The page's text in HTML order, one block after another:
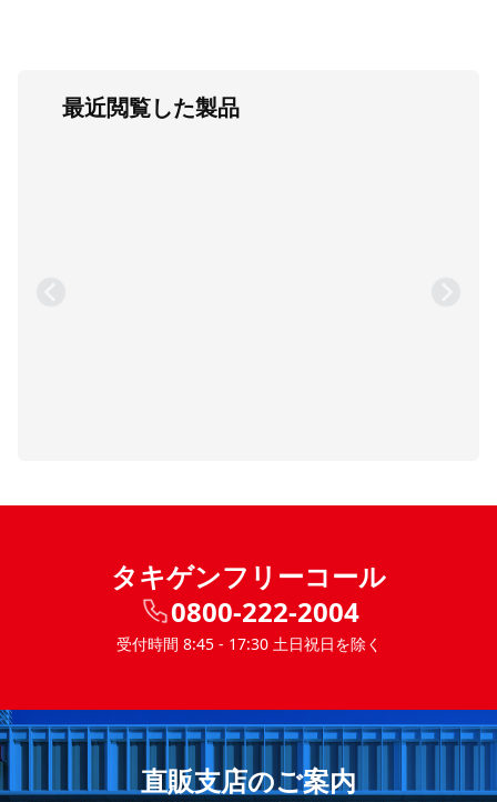
最近閲覧した製品
タキゲンフリーコール
0800-222-2004
受付時間 8:45 - 17:30 土日祝日を除く
直販支店のご案内